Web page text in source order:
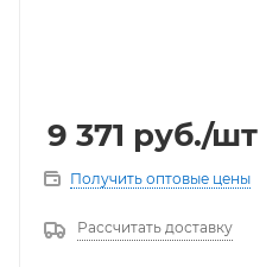
9 371 руб./шт
Получить оптовые цены
Рассчитать доставку